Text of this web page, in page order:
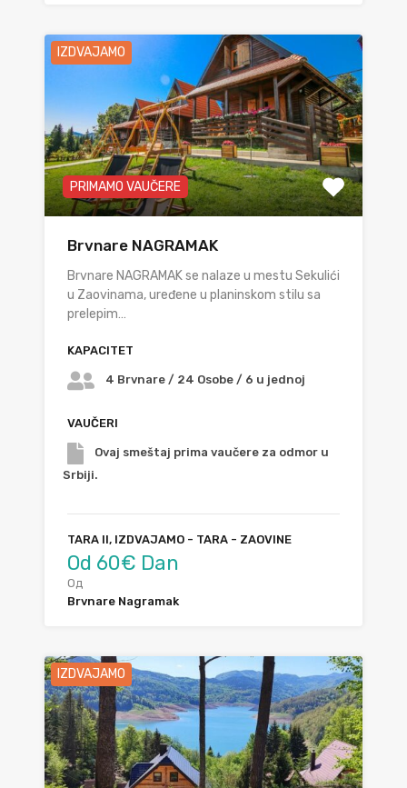
IZDVAJAMO
PRIMAMO VAUČERE
Brvnare NAGRAMAK
Brvnare NAGRAMAK se nalaze u mestu Sekulići
u Zaovinama, uređene u planinskom stilu sa
prelepim…
KAPACITET
4 Brvnare / 24 Osobe / 6 u jednoj
VAUČERI
Ovaj smeštaj prima vaučere za odmor u
Srbiji.
TARA II, IZDVAJAMO - TARA - ZAOVINE
Od 60€ Dan
Од
Brvnare Nagramak
IZDVAJAMO